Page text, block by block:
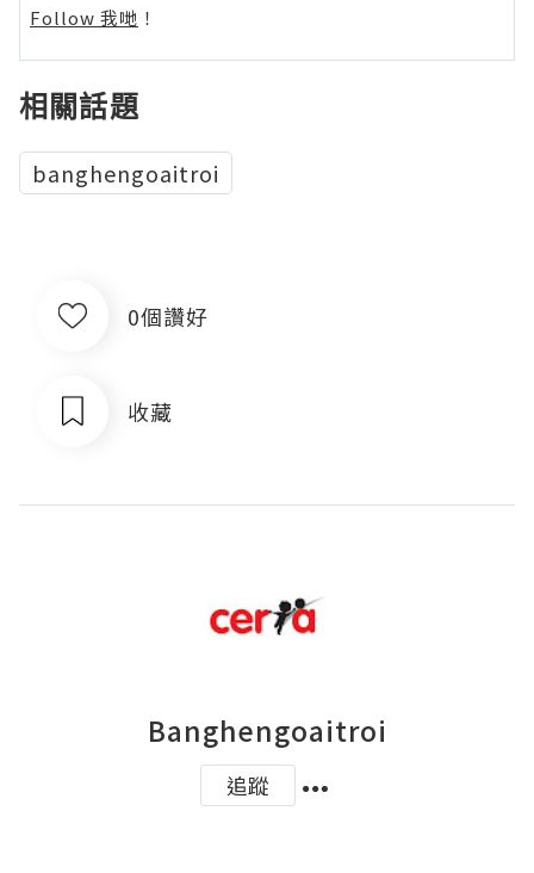
Follow 我哋 ！
相關話題
banghengoaitroi
0個讚好
收藏
Banghengoaitroi
追蹤